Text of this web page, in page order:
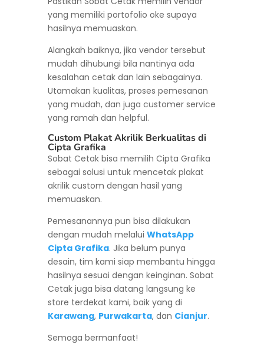
yang memiliki portofolio oke supaya
hasilnya memuaskan.
Alangkah baiknya, jika vendor tersebut
mudah dihubungi bila nantinya ada
kesalahan cetak dan lain sebagainya.
Utamakan kualitas, proses pemesanan
yang mudah, dan juga customer service
yang ramah dan helpful.
Custom Plakat Akrilik Berkualitas di
Cipta Grafika
Sobat Cetak bisa memilih Cipta Grafika
sebagai solusi untuk mencetak plakat
akrilik custom dengan hasil yang
memuaskan.
Pemesanannya pun bisa dilakukan
dengan mudah melalui WhatsApp
Cipta Grafika. Jika belum punya
desain, tim kami siap membantu hingga
hasilnya sesuai dengan keinginan. Sobat
Cetak juga bisa datang langsung ke
store terdekat kami, baik yang di
Karawang, Purwakarta, dan Cianjur.
Semoga bermanfaat!